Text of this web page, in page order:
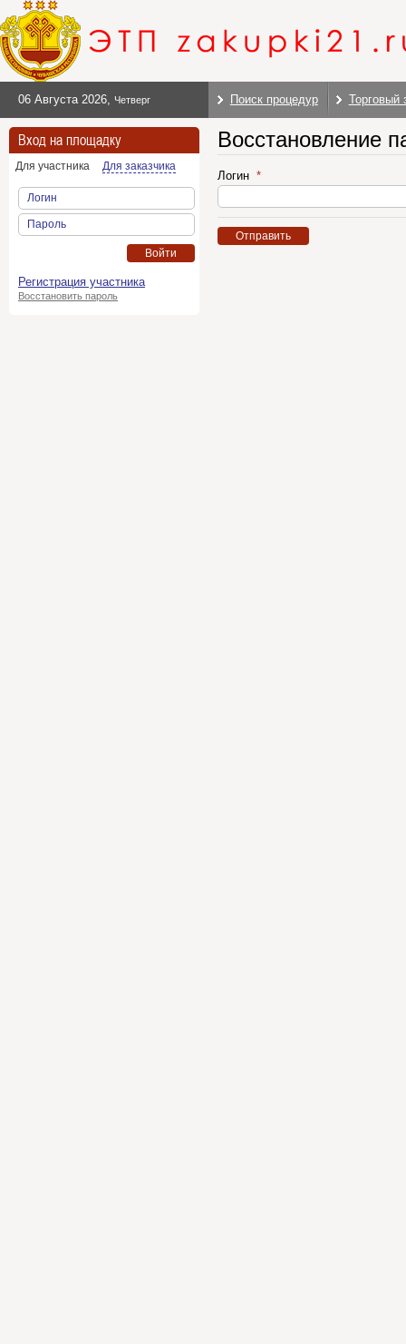
06 Августа 2026, Четверг Поиск процедур Торговый
Вход на площадку
Для участника Для заказчика
Логин
Пароль
Войти
Регистрация участника
Восстановить пароль
Восстановление
Логин
Отправить